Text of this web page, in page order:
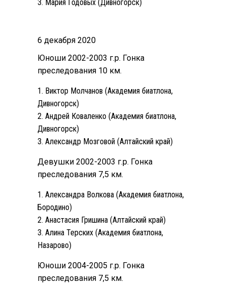
Мария Годовых (Дивногорск)
6 декабря 2020
Юноши 2002-2003 г.р. Гонка
преследования 10 км.
Виктор Молчанов (Академия биатлона,
Дивногорск)
Андрей Коваленко (Академия биатлона,
Дивногорск)
Александр Мозговой (Алтайский край)
Девушки 2002-2003 г.р. Гонка
преследования 7,5 км.
Александра Волкова (Академия биатлона,
Бородино)
Анастасия Гришина (Алтайский край)
Алина Терских (Академия биатлона,
Назарово)
Юноши 2004-2005 г.р. Гонка
преследования 7,5 км.